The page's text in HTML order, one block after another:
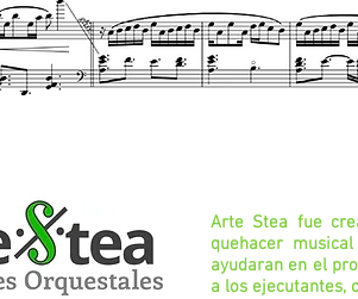
Arte Stea fue
quehacer
ayudaran en el
a los ejecutantes,